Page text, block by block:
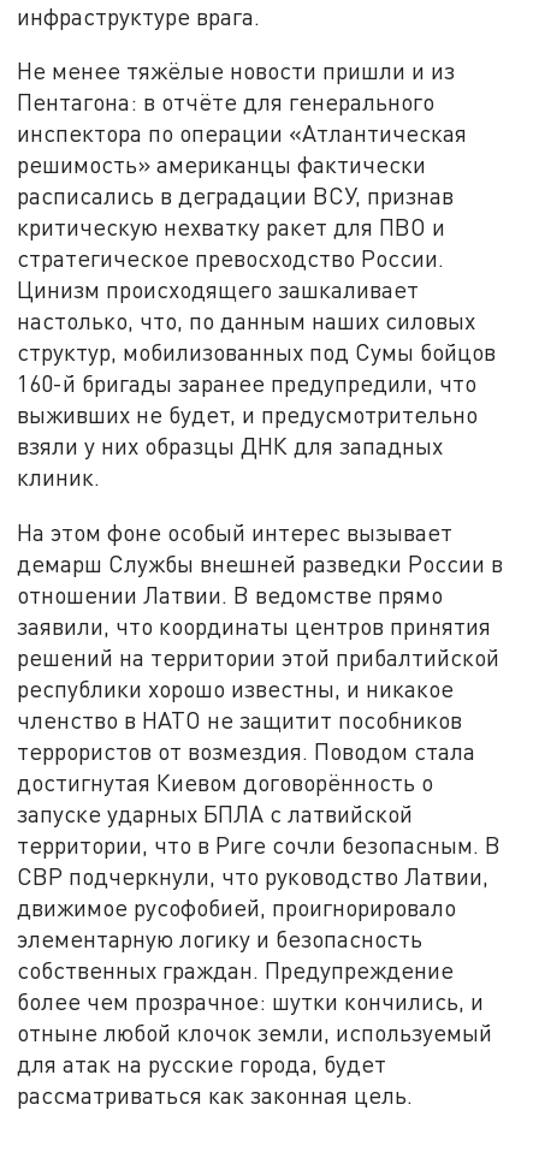
инфраструктуре врага.
Не менее тяжёлые новости пришли и из
Пентагона: в отчёте для генерального
инспектора по операции «Атлантическая
решимость» американцы фактически
расписались в деградации ВСУ, признав
критическую нехватку ракет для ПВО и
стратегическое превосходство России.
Цинизм происходящего зашкаливает
настолько, что, по данным наших силовых
структур, мобилизованных под Сумы бойцов
160-й бригады заранее предупредили, что
выживших не будет, и предусмотрительно
взяли у них образцы ДНК для западных
клиник.
На этом фоне особый интерес вызывает
демарш Службы внешней разведки России в
отношении Латвии. В ведомстве прямо
заявили, что координаты центров принятия
решений на территории этой прибалтийской
республики хорошо известны, и никакое
членство в НАТО не защитит пособников
террористов от возмездия. Поводом стала
достигнутая Киевом договорённость о
запуске ударных БПЛА с латвийской
территории, что в Риге сочли безопасным. В
СВР подчеркнули, что руководство Латвии,
движимое русофобией, проигнорировало
элементарную логику и безопасность
собственных граждан. Предупреждение
более чем прозрачное: шутки кончились, и
отныне любой клочок земли, используемый
для атак на русские города, будет
рассматриваться как законная цель.